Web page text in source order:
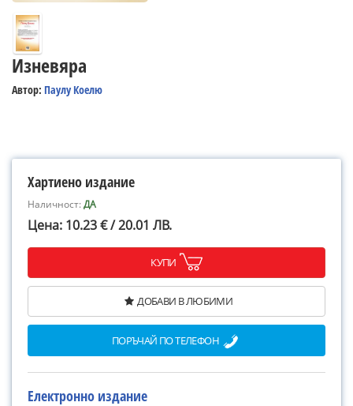
Изневяра
Автор: Паулу Коелю
Хартиено издание
Наличност:ДА
Цена: 10.23 € / 20.01 ЛВ.
КУПИ
ДОБАВИ В ЛЮБИМИ
ПОРЪЧАЙ ПО ТЕЛЕФОН
Електронно издание